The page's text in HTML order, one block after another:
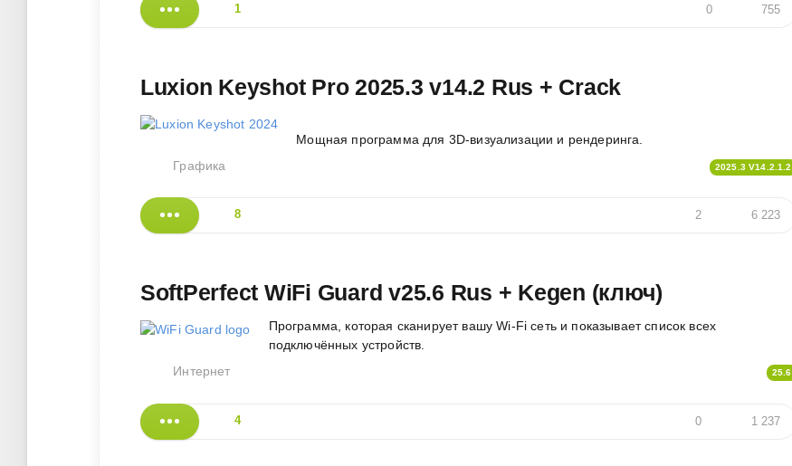
1 0 755
Luxion Keyshot Pro 2025.3 v14.2 Rus + Crack
Мощная программа для 3D-визуализации и рендеринга.
Графика
2025.3 V14.2.1.2
8 2 6 223
SoftPerfect WiFi Guard v25.6 Rus + Kegen (ключ)
Программа, которая сканирует вашу Wi-Fi сеть и показывает список всех
подключённых устройств.
Интернет
25.6
4 0 1 237